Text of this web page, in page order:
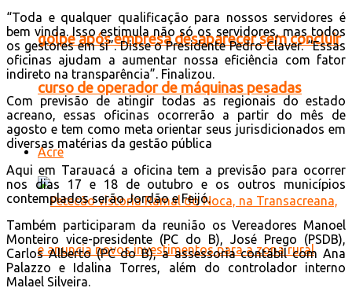
golpe após empresa desaparecer sem concluir
curso de operador de máquinas pesadas
Acre
“Toda e qualquer qualificação para nossos servidores é
bem vinda. Isso estimula não só os servidores, mas todos
os gestores em si”. Disse o Presidente Pedro Claver. “Essas
oficinas ajudam a aumentar nossa eficiência com fator
indireto na transparência”. Finalizou.
Com previsão de atingir todas as regionais do estado
acreano, essas oficinas ocorrerão a partir do mês de
agosto e tem como meta orientar seus jurisdicionados em
diversas matérias da gestão pública
Aqui em Tarauacá a oficina tem a previsão para ocorrer
nos dias 17 e 18 de outubro e os outros municípios
contemplados serão Jordão e Feijó.
Também participaram da reunião os Vereadores Manoel
Monteiro vice-presidente (PC do B), José Prego (PSDB),
Carlos Alberto (PC do B), a assessoria contábil com Ana
Palazzo e Idalina Torres, além do controlador interno
Malael Silveira.